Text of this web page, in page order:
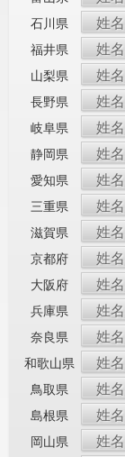
石川県 姓名
福井県 姓名
山梨県 姓名
長野県 姓名
岐阜県 姓名
静岡県 姓名
愛知県 姓名
三重県 姓名
滋賀県 姓名
京都府 姓名
大阪府 姓名
兵庫県 姓名
奈良県 姓名
和歌山県 姓名
鳥取県 姓名
島根県 姓名
岡山県 姓名